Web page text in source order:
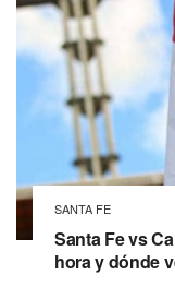
SANTA FE
Santa Fe vs
hora y dónde